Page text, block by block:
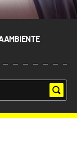
AMBIENTE